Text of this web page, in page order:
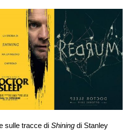
sulle tracce di Shining di Stanley